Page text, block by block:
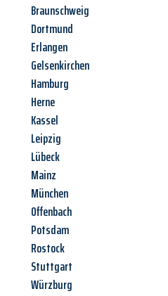
Braunschweig
Dortmund
Erlangen
Gelsenkirchen
Hamburg
Herne
Kassel
Leipzig
Lübeck
Mainz
München
Offenbach
Potsdam
Rostock
Stuttgart
Würzburg